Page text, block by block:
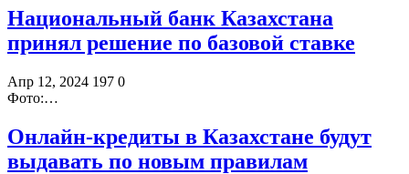
Национальный банк Казахстана
принял решение по базовой ставке
Апр 12, 2024 197 0
Фото:…
Онлайн-кредиты в Казахстане будут
выдавать по новым правилам